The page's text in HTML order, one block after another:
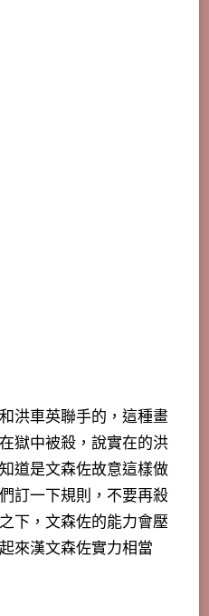
洪車英聯手的，這種畫
獄中被殺，說實在的洪
道是文森佐故意這樣做
訂一下規則，不要再殺
下，文森佐的能力會壓
來漢文森佐實力相當